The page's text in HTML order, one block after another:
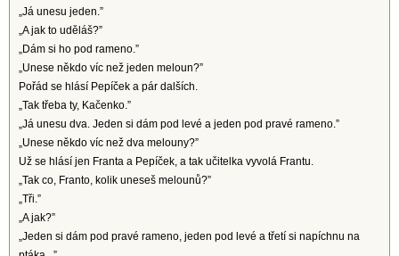
„Já unesu jeden.”
„A jak to uděláš?”
„Dám si ho pod rameno.”
„Unese někdo víc než jeden meloun?”
Pořád se hlásí Pepíček a pár dalších.
„Tak třeba ty, Kačenko.”
„Já unesu dva. Jeden si dám pod levé a jeden pod pravé rameno.”
„Unese někdo víc než dva melouny?”
Už se hlásí jen Franta a Pepíček, a tak učitelka vyvolá Frantu.
„Tak co, Franto, kolik uneseš melounů?”
„Tři.”
„A jak?”
„Jeden si dám pod pravé rameno, jeden pod levé a třetí si napíchnu na